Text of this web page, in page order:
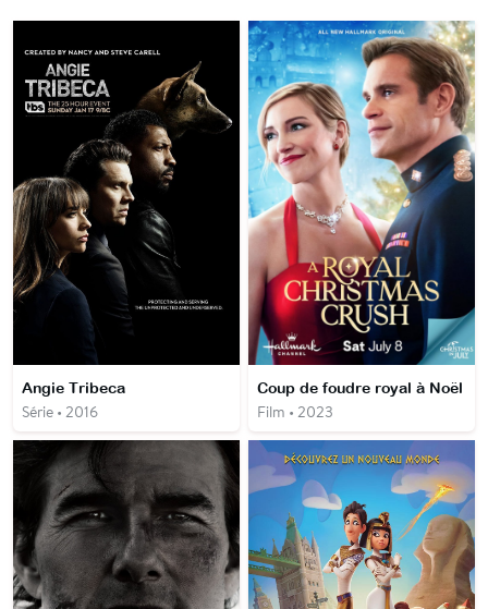
Angie Tribeca
Série • 2016
Coup de foudre royal à Noël
Film • 2023